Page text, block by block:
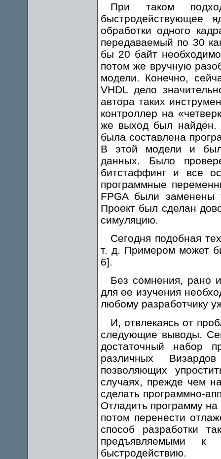
При таком
быстродействующее
обработки одного
передаваемый по 30
бы 20 байт
потом же вручную
модели. Конечно,
VHDL дело
автора таких
контроллер на
же выход был найден.
была составлена
В этой модели и
данных. Было
битстаффинг и все
программные
FPGA были заменены
Проект был сделан
симуляцию.
Сегодня подобная
т. д. Примером может
6].
Без сомнения, рано
для ее изучения
любому разработчику
И, отвлекаясь от
следующие выводы.
достаточный набор
различных
позволяющих
случаях, прежде чем
сделать программно-
Отладить программу
потом перенести
способ разработки
предъявляемыми к
быстродействию.